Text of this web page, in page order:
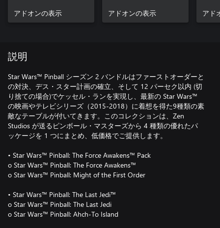
アドオンの表示
アドオンの表示
アド
説明
Star Wars™ Pinball シーズン 2 バンドルはファーストオーダーと
の対決、デス・スター計画の確立、そして 12 パーセク以内 (切
り捨ての場合)でケッセル・ランを実現し、最新の Star Wars™
の映画やテレビシリーズ（2015-2018）に着想を得た9種類の素
敵なテーブルが付いてきます。このコレクションは、Zen
Studios が送るピンボール・マスターズから 4 種類の優れたパ
ッケージを 1 つにまとめ、低価格でご提供します。
• Star Wars™ Pinball: The Force Awakens™ Pack
o Star Wars™ Pinball: The Force Awakens™
o Star Wars™ Pinball: Might of the First Order
• Star Wars™ Pinball: The Last Jedi™
o Star Wars™ Pinball: The Last Jedi
o Star Wars™ Pinball: Ahch-To Island